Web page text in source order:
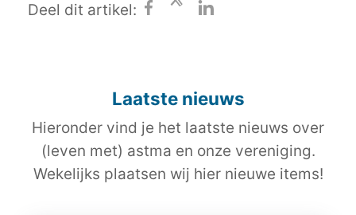
Deel dit artikel:
Laatste nieuws
Hieronder vind je het laatste nieuws over
(leven met) astma en onze vereniging.
Wekelijks plaatsen wij hier nieuwe items!